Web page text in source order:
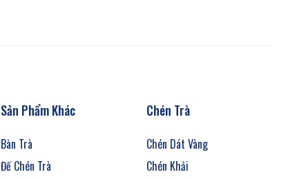
Sản Phẩm Khác
Bàn Trà
Đế Chén Trà
Chén Trà
Chén Dát Vàng
Chén Khải